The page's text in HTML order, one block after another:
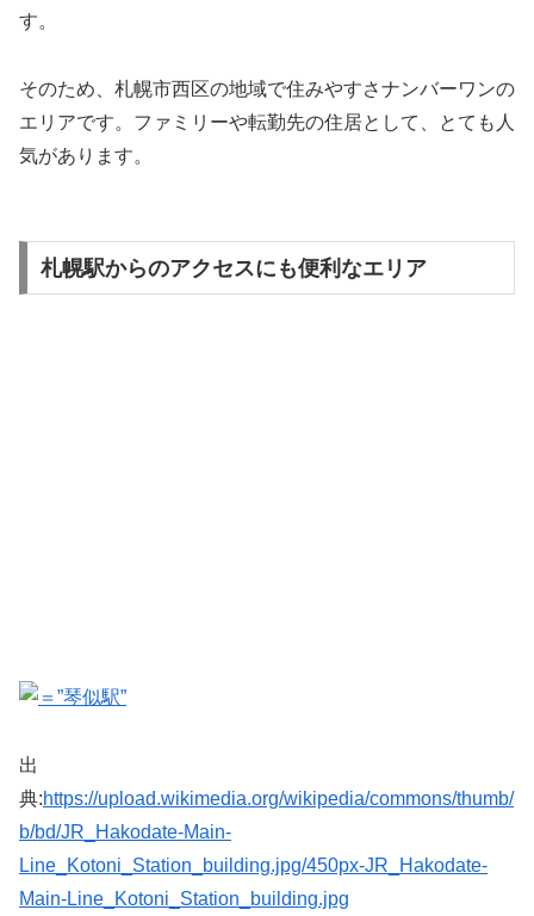
す。
そのため、札幌市西区の地域で住みやすさナンバーワンの
エリアです。ファミリーや転勤先の住居として、とても人
気があります。
札幌駅からのアクセスにも便利なエリア
出
典:https://upload.wikimedia.org/wikipedia/commons/thumb/
b/bd/JR_Hakodate-Main-
Line_Kotoni_Station_building.jpg/450px-JR_Hakodate-
Main-Line_Kotoni_Station_building.jpg